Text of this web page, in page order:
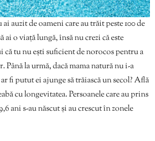
auzit de oameni care au trăit peste 100 de
ai o viață lungă, însă nu crezi că este
că tu nu ești suficient de norocos pentru a
la urmă, dacă mama natură nu i-a
fi putut ei ajunge să trăiască un secol? Află
cu longevitatea. Persoanele care au prins
ani s-au născut și au crescut în zonele